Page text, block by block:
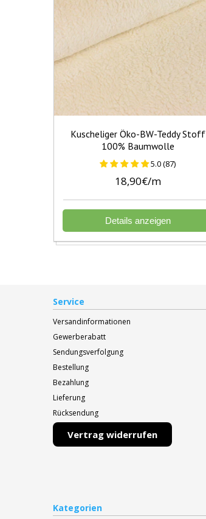
Kuscheliger Öko-BW-Teddy Stoff
100% Baumwolle
5.0 (87)
18,90€/m
Details anzeigen
Service
Versandinformationen
Gewerberabatt
Sendungsverfolgung
Bestellung
Bezahlung
Lieferung
Rücksendung
Vertrag widerrufen
Kategorien